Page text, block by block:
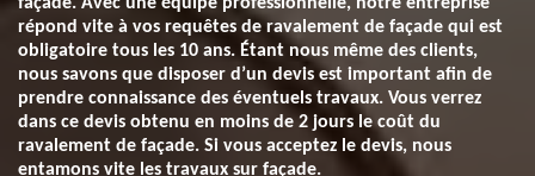
répond vite à vos requêtes de ravalement de façade qui est
obligatoire tous les 10 ans. Étant nous même des clients,
nous savons que disposer d’un devis est important afin de
prendre connaissance des éventuels travaux. Vous verrez
dans ce devis obtenu en moins de 2 jours le coût du
ravalement de façade. Si vous acceptez le devis, nous
entamons vite les travaux sur façade.